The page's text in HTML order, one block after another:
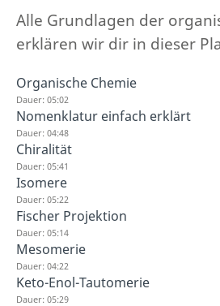
Alle Grundlagen der
erklären wir dir in dieser
Organische Chemie
Dauer: 05:02
Nomenklatur einfach erklärt
Dauer: 04:48
Chiralität
Dauer: 05:41
Isomere
Dauer: 05:22
Fischer Projektion
Dauer: 05:14
Mesomerie
Dauer: 04:22
Keto-Enol-Tautomerie
Dauer: 05:29